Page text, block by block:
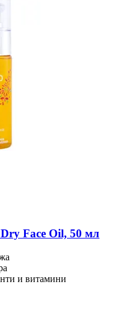
Face Oil, 50 мл
и витамини